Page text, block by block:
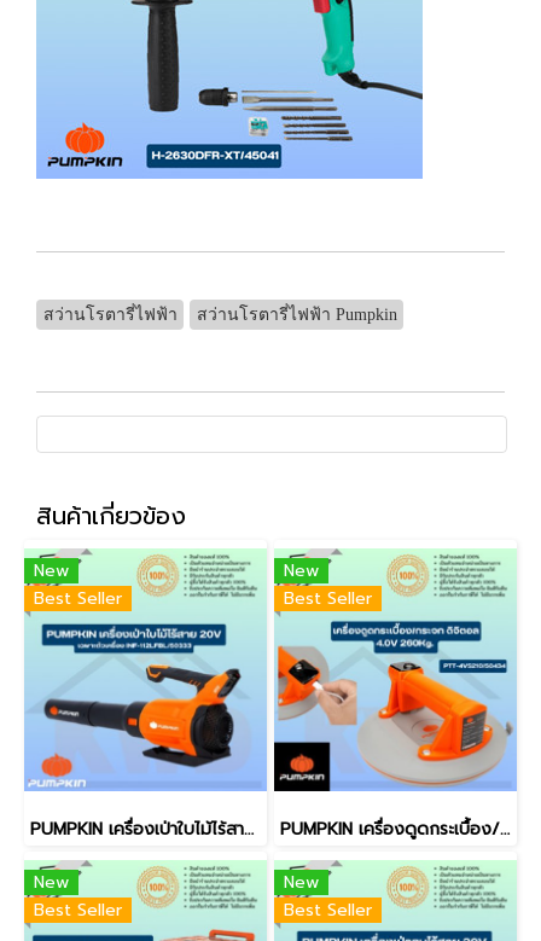
สว่านโรตารี่ไฟฟ้า สว่านโรตารี่ไฟฟ้า Pumpkin
สินค้าเกี่ยวข้อง
New
Best Seller
PUMPKIN เครื่องเป่าใบไม้ไร้สาย 20v เฉพาะตัวเครื่อง INF-112LFBL/50333 (ของแท้ประกันศูนย์/พร้อมส่ง)
New
Best Seller
PUMPKIN เครื่องดูดกระเบื้อง/ดูดกระจก ดิจิตอล 260kg4.0V PTT-4VS210/50434 (ของแท้ประกันศูนย์/พร้อมส่ง)
New
Best Seller
New
Best Seller